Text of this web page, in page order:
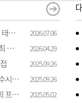
2026년 강원진학지원센터와 함께하는 동해, 태백, 삼척 지역 진학 상담 상담 안내 2026.07.06
2026 강원진학지원센터 대입진학박람회 개최 안내 2026.04.29
2025.09.26
강원진학지원센터와 함께하는 2026학년도 수시 대비 모의면접 지원 2025.09.26
강원특별자치도교육청 2025 대입진학박람회 프로그램 일정 및 신청 안내 2025.05.02